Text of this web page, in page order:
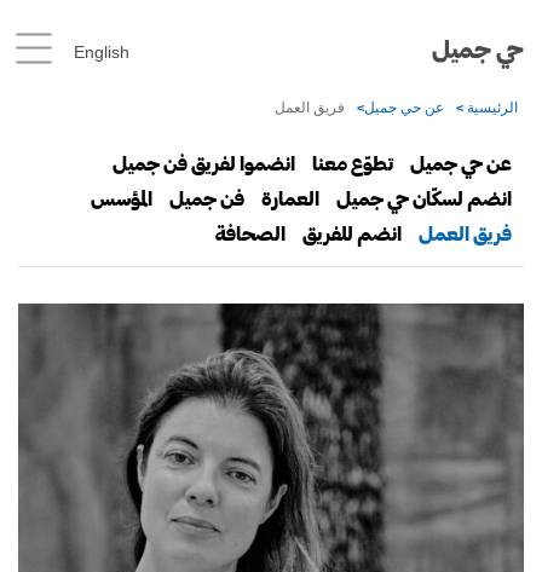
حي جميل English
الرئيسية عن حي جميل فريق العمل
عن حي جميل تطوّع معنا
انضموا لفريق فن جميل
انضم لسكّان حي جميل
العمارة فن جميل
المؤسس
فريق العمل
انضم للفريق الصحافة